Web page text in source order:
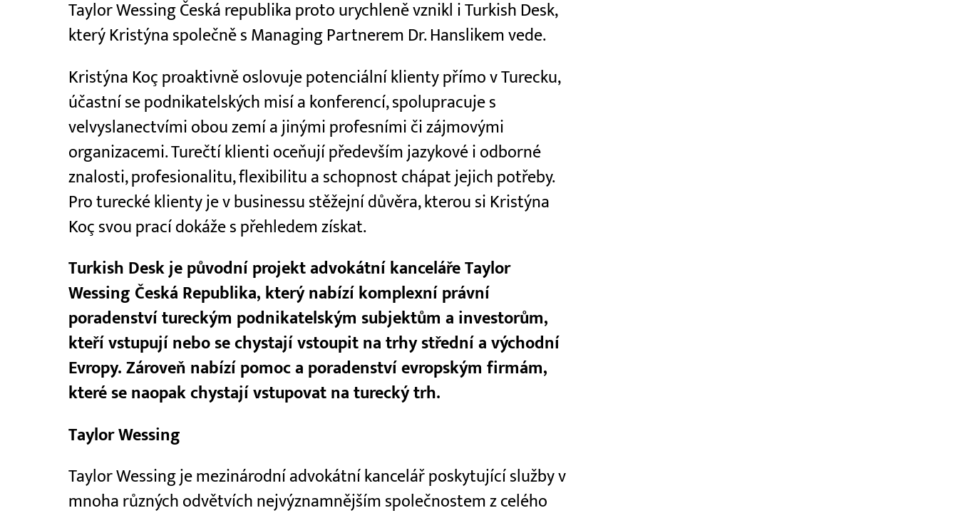
Taylor Wessing Česká republika proto urychleně vznikl i Turkish Desk,
který Kristýna společně s Managing Partnerem Dr. Hanslikem vede.
Kristýna Koç proaktivně oslovuje potenciální klienty přímo v Turecku,
účastní se podnikatelských misí a konferencí, spolupracuje s
velvyslanectvími obou zemí a jinými profesními či zájmovými
organizacemi. Turečtí klienti oceňují především jazykové i odborné
znalosti, profesionalitu, flexibilitu a schopnost chápat jejich potřeby.
Pro turecké klienty je v businessu stěžejní důvěra, kterou si Kristýna
Koç svou prací dokáže s přehledem získat.
Turkish Desk je původní projekt advokátní kanceláře Taylor
Wessing Česká Republika, který nabízí komplexní právní
poradenství tureckým podnikatelským subjektům a investorům,
kteří vstupují nebo se chystají vstoupit na trhy střední a východní
Evropy. Zároveň nabízí pomoc a poradenství evropským firmám,
které se naopak chystají vstupovat na turecký trh.
Taylor Wessing
Taylor Wessing je mezinárodní advokátní kancelář poskytující služby v
mnoha různých odvětvích nejvýznamnějším společnostem z celého